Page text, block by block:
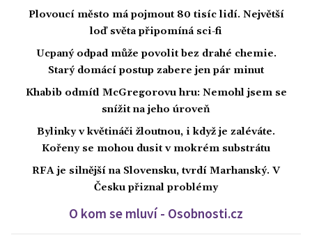
Plovoucí město má pojmout 80 tisíc lidí. Největší
loď světa připomíná sci-fi
Ucpaný odpad může povolit bez drahé chemie.
Starý domácí postup zabere jen pár minut
Khabib odmítl McGregorovu hru: Nemohl jsem se
snížit na jeho úroveň
Bylinky v květináči žloutnou, i když je zaléváte.
Kořeny se mohou dusit v mokrém substrátu
RFA je silnější na Slovensku, tvrdí Marhanský. V
Česku přiznal problémy
O kom se mluví - Osobnosti.cz